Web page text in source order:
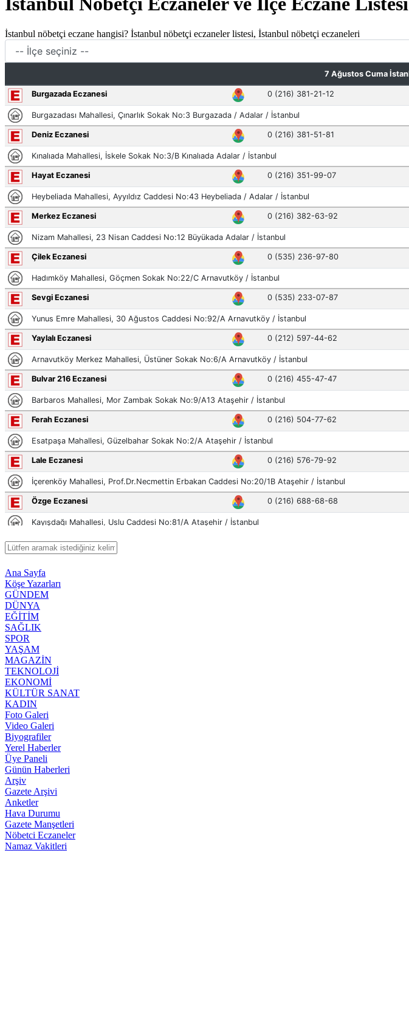
İstanbul nöbetçi eczane hangisi? İstanbul nöbetçi eczaneler listesi, İstanbul nöbetçi eczaneleri
Ana Sayfa
Köşe Yazarları
GÜNDEM
DÜNYA
EĞİTİM
SAĞLIK
SPOR
YAŞAM
MAGAZİN
TEKNOLOJİ
EKONOMİ
KÜLTÜR SANAT
KADIN
Foto Galeri
Video Galeri
Biyografiler
Yerel Haberler
Üye Paneli
Günün Haberleri
Arşiv
Gazete Arşivi
Anketler
Hava Durumu
Gazete Manşetleri
Nöbetci Eczaneler
Namaz Vakitleri